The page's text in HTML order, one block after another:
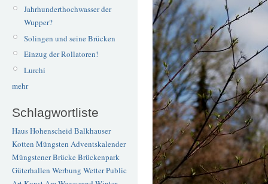
Jahrhunderthochwasser der
Wupper?
Solingen und seine Brücken
Einzug der Rollatoren!
Lurchi
mehr
Schlagwortliste
Haus Hohenscheid Balkhauser
Kotten Müngsten Adventskalender
Müngstener BrückeBrückenpark
Güterhallen Werbung WetterPublic